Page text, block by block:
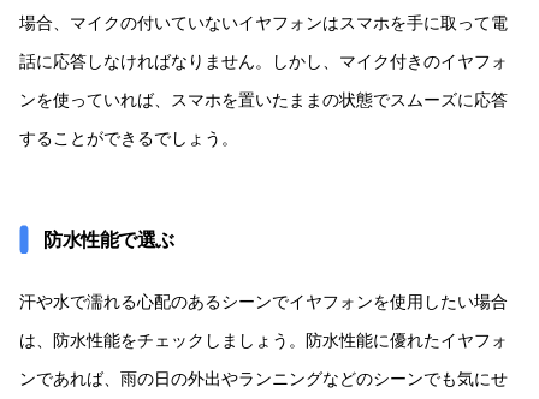
場合、マイクの付いていないイヤフォンはスマホを手に取って電
話に応答しなければなりません。しかし、マイク付きのイヤフォ
ンを使っていれば、スマホを置いたままの状態でスムーズに応答
することができるでしょう。
防水性能で選ぶ
汗や水で濡れる心配のあるシーンでイヤフォンを使用したい場合
は、防水性能をチェックしましょう。防水性能に優れたイヤフォ
ンであれば、雨の日の外出やランニングなどのシーンでも気にせ